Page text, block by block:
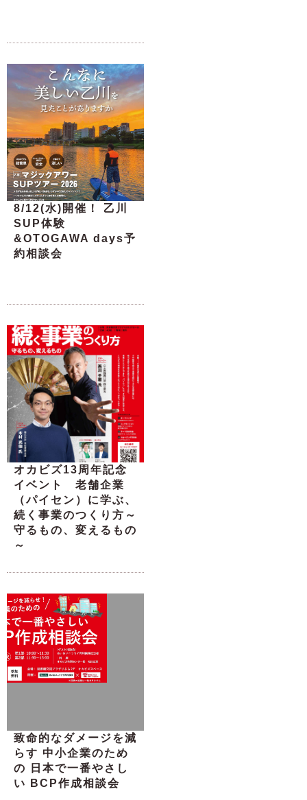
8/12(水)開催！ 乙川
SUP体験
&OTOGAWA days予
約相談会
オカビズ13周年記念
イベント 老舗企業
（パイセン）に学ぶ、
続く事業のつくり方～
守るもの、変えるもの
～
致命的なダメージを減
らす 中小企業のため
の 日本で一番やさし
い BCP作成相談会